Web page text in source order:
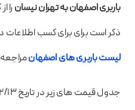
باربری اصفهان به تهران نیسان را
ذکر است برای برای کسب اطلاعات
لیستباربری های اصفهان
جدول قیمت های زیر در تاریخ ۱۴۰۲/۰۲/۱۳ به روز رسانی شده است.